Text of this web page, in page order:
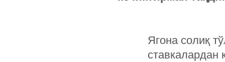
Ягона солиқ
ставкалардан